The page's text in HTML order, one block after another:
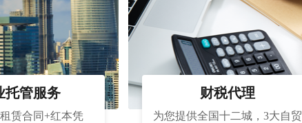
托管服务
赁合同+红本凭
财税代理
为您提供全国十二城，3大自贸